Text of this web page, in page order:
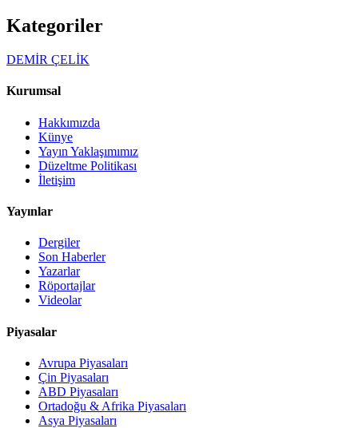
Kategoriler
DEMİR ÇELİK
Kurumsal
Hakkımızda
Künye
Yayın Yaklaşımımız
Düzeltme Politikası
İletişim
Yayınlar
Dergiler
Son Haberler
Yazarlar
Röportajlar
Videolar
Piyasalar
Avrupa Piyasaları
Çin Piyasaları
ABD Piyasaları
Ortadoğu & Afrika Piyasaları
Asya Piyasaları